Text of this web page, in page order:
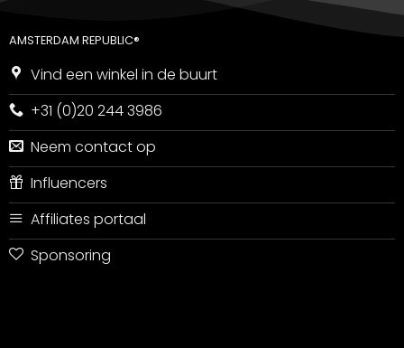
AMSTERDAM REPUBLIC®
Vind een winkel in de buurt
+31 (0)20 244 3986
Neem contact op
Influencers
Affiliates portaal
Sponsoring